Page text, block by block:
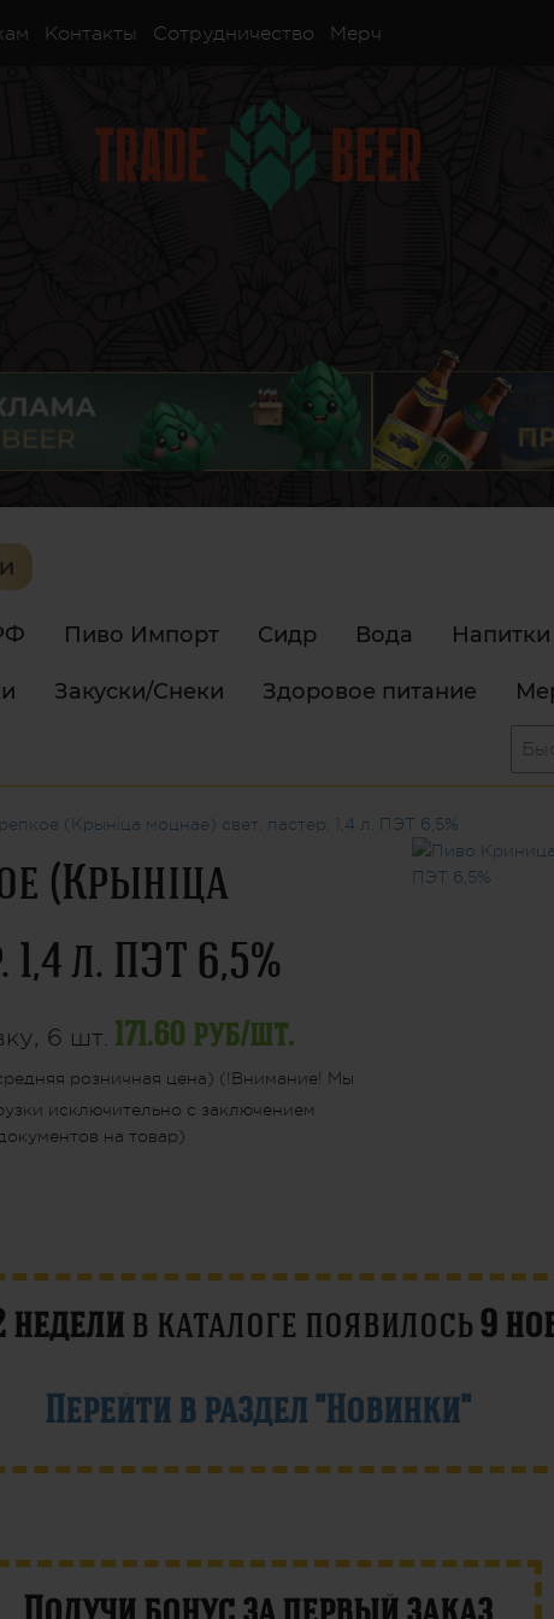
Контакты Сотрудничество Мерч
Пиво Импорт Сидр Вода
Закуски/Снеки Здоровое питание
(Крынiца моцнае) свет. пастер. 1,4 л. ПЭТ 6,5%
(Крынiца
л. ПЭТ 6,5%
6 шт. 171.60 руб/шт.
розничная цена) (!Внимание! Мы
исключительно с заключением
на товар)
неделив каталоге появилось 9
Перейти в раздел "Новинки"